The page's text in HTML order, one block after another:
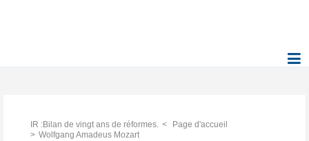
IR :Bilan de vingt ans de réformes.
Page d'accueil
Wolfgang Amadeus Mozart